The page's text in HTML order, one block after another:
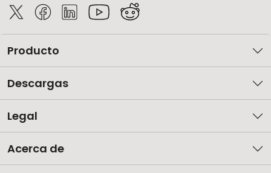
Producto
Descargas
Legal
Acerca de